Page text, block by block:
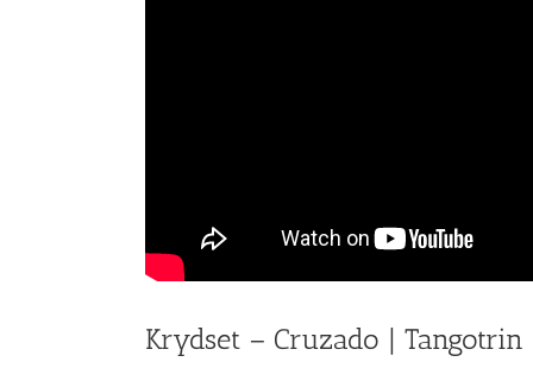
Krydset – Cruzado | Tangotrin